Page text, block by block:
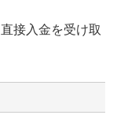
接入金を受け取